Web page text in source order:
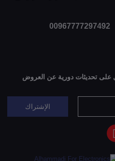
على تحديثات دورية عن العروض
الإشتراك